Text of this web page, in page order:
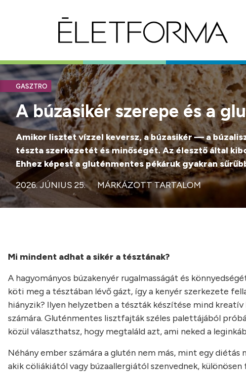
GASZTRO
A búzasikér szerepe és a
Amikor lisztet vízzel keversz, a búzasikér — a
tészta szerkezetét és minőségét. Az élesztő által
Ehhez képest a gluténmentes pékáruk gyakran
2026. JÚNIUS 25.
MÁRKÁZOTT TARTALOM
Mi mindent adhat a sikér a tésztának?
A hagyományos búzakenyér rugalmasságát és
köti meg a tésztában lévő gázt, így a kenyér szerkezete
hiányzik? Ilyen helyzetben a tészták készítése mind
számára. Gluténmentes lisztfajták széles palettájából
közül választhatsz, hogy megtaláld azt, ami neked a
Néhány ember számára a glutén nem más, mint egy
akik cöliákiától vagy búzaallergiától szenvednek,